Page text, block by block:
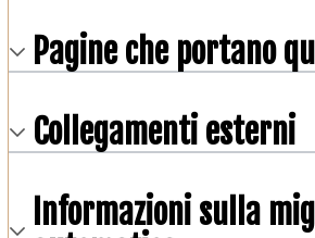
Pagine che portano
Collegamenti esterni
Informazioni sulla